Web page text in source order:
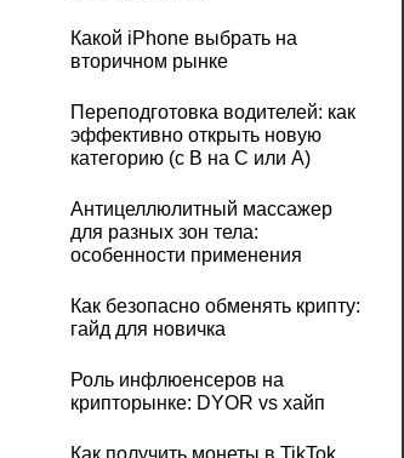
Какой iPhone выбрать на
вторичном рынке
Переподготовка водителей: как
эффективно открыть новую
категорию (с B на C или А)
Антицеллюлитный массажер
для разных зон тела:
особенности применения
Как безопасно обменять крипту:
гайд для новичка
Роль инфлюенсеров на
крипторынке: DYOR vs хайп